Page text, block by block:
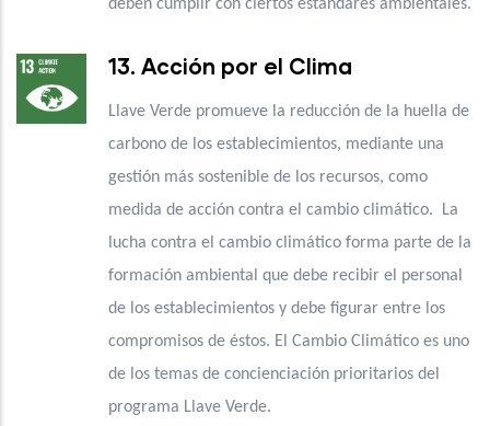
deben cumplir con ciertos estándares ambientales.
13. Acción por el Clima
Llave Verde promueve la reducción de la huella de
carbono de los establecimientos, mediante una
gestión más sostenible de los recursos, como
medida de acción contra el cambio climático. La
lucha contra el cambio climático forma parte de la
formación ambiental que debe recibir el personal
de los establecimientos y debe figurar entre los
compromisos de éstos. El Cambio Climático es uno
de los temas de concienciación prioritarios del
programa Llave Verde.